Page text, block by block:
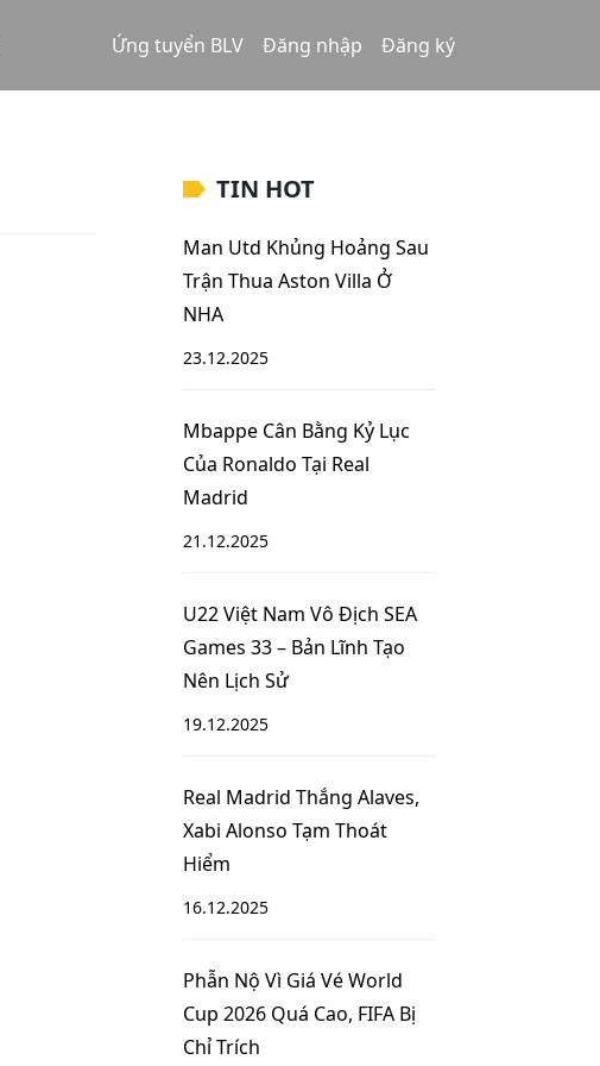
Ứng tuyển BLV Đăng nhập Đăng ký
TIN HOT
Man Utd Khủng Hoảng Sau
Trận Thua Aston Villa Ở
NHA
23.12.2025
Mbappe Cân Bằng Kỷ Lục
Của Ronaldo Tại Real
Madrid
21.12.2025
U22 Việt Nam Vô Địch SEA
Games 33 – Bản Lĩnh Tạo
Nên Lịch Sử
19.12.2025
Real Madrid Thắng Alaves,
Xabi Alonso Tạm Thoát
Hiểm
16.12.2025
Phẫn Nộ Vì Giá Vé World
Cup 2026 Quá Cao, FIFA Bị
Chỉ Trích